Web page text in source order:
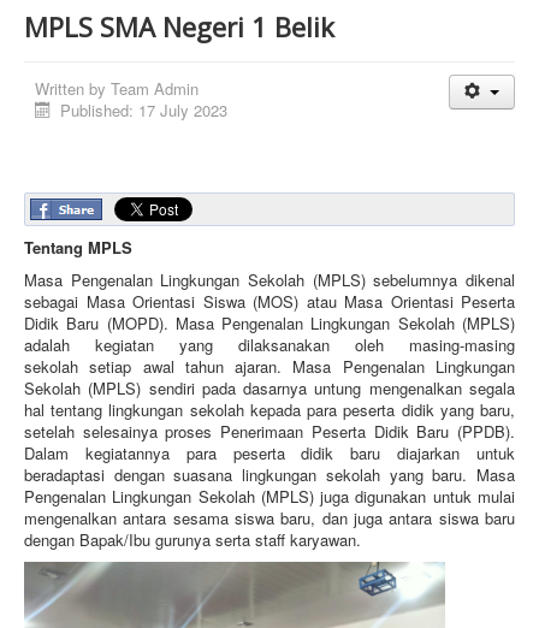
MPLS SMA Negeri 1 Belik
Written by Team Admin
Published: 17 July 2023
Tentang MPLS
Masa Pengenalan Lingkungan Sekolah (MPLS) sebelumnya dikenal
sebagai Masa Orientasi Siswa (MOS) atau Masa Orientasi Peserta
Didik Baru (MOPD). Masa Pengenalan Lingkungan Sekolah (MPLS)
adalah kegiatan yang dilaksanakan oleh masing-masing
sekolah setiap awal tahun ajaran. Masa Pengenalan Lingkungan
Sekolah (MPLS) sendiri pada dasarnya untung mengenalkan segala
hal tentang lingkungan sekolah kepada para peserta didik yang baru,
setelah selesainya proses Penerimaan Peserta Didik Baru (PPDB).
Dalam kegiatannya para peserta didik baru diajarkan untuk
beradaptasi dengan suasana lingkungan sekolah yang baru. Masa
Pengenalan Lingkungan Sekolah (MPLS) juga digunakan untuk mulai
mengenalkan antara sesama siswa baru, dan juga antara siswa baru
dengan Bapak/Ibu gurunya serta staff karyawan.